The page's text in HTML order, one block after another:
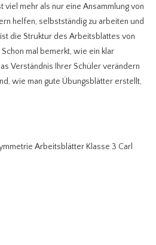
viel mehr als nur eine Ansammlung von
helfen, selbstständig zu arbeiten und
die Struktur des Arbeitsblattes von
mal bemerkt, wie ein klar
Verständnis Ihrer Schüler verändern
wie man gute Übungsblätter erstellt,